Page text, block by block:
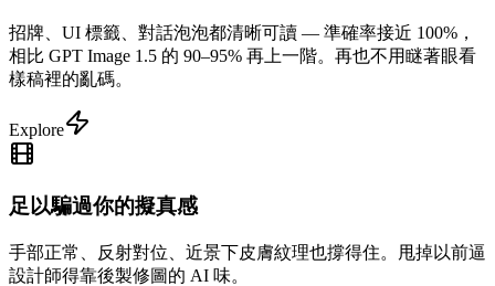
招牌、UI 標籤、對話泡泡都清晰可讀 — 準確率接近 100%，
相比 GPT Image 1.5 的 90–95% 再上一階。再也不用瞇著眼看
樣稿裡的亂碼。
Explore
足以騙過你的擬真感
手部正常、反射對位、近景下皮膚紋理也撐得住。甩掉以前逼
設計師得靠後製修圖的 AI 味。